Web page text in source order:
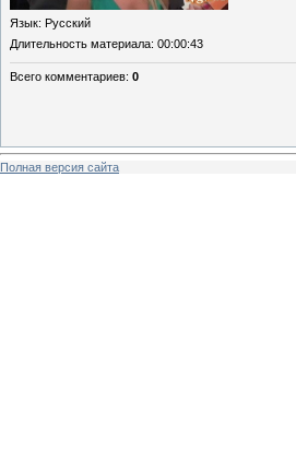
Язык: Русский
Длительность материала: 00:00:43
Всего комментариев: 0
Полная версия сайта